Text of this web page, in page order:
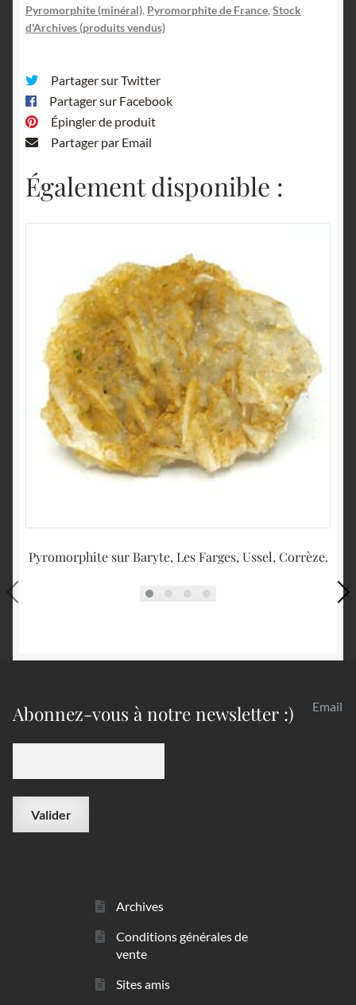
Pyromorphite (minéral), Pyromorphite de France, Stock
d'Archives (produits vendus)
Partager sur Twitter
Partager sur Facebook
Épingler de produit
Partager par Email
Également disponible :
Pyromorphite sur Baryte, Les Farges, Ussel, Corrèze.
Abonnez-vous à notre newsletter :) Email
Archives
Conditions générales de
vente
Sites amis